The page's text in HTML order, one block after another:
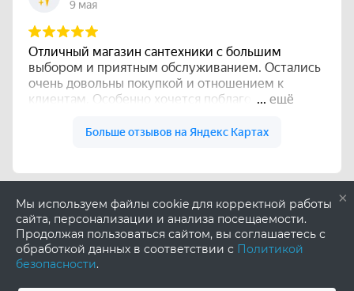
×
Мы используем файлы cookie для корректной работы
сайта, персонализации и анализа посещаемости.
Продолжая пользоваться сайтом, вы соглашаетесь с
обработкой данных в соответствии с Политикой
безопасности.